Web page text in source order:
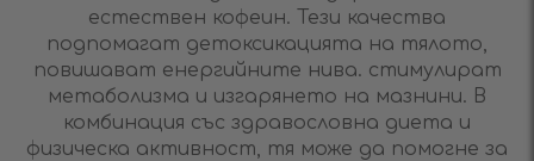
естествен кофеин. Тези качества
подпомагат детоксикацията на тялото,
повишават енергийните нива. стимулират
метаболизма и изгарянето на мазнини. В
комбинация със здравословна диета и
физическа активност, тя може да помогне за